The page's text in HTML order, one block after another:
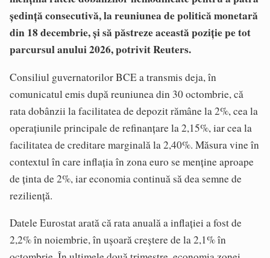
ședință consecutivă, la reuniunea de politică monetară
din 18 decembrie, și să păstreze această poziție pe tot
parcursul anului 2026, potrivit Reuters.
Consiliul guvernatorilor BCE a transmis deja, în
comunicatul emis după reuniunea din 30 octombrie, că
rata dobânzii la facilitatea de depozit rămâne la 2%, cea la
operațiunile principale de refinanțare la 2,15%, iar cea la
facilitatea de creditare marginală la 2,40%. Măsura vine în
contextul în care inflația în zona euro se menține aproape
de ținta de 2%, iar economia continuă să dea semne de
reziliență.
Datele Eurostat arată că rata anuală a inflației a fost de
2,2% în noiembrie, în ușoară creștere de la 2,1% în